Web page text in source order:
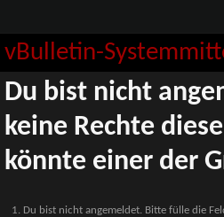
vBulletin-
Du bist nicht
keine Rechte
könnte einer der
Du bist nicht angemeldet. Bitte fülle die